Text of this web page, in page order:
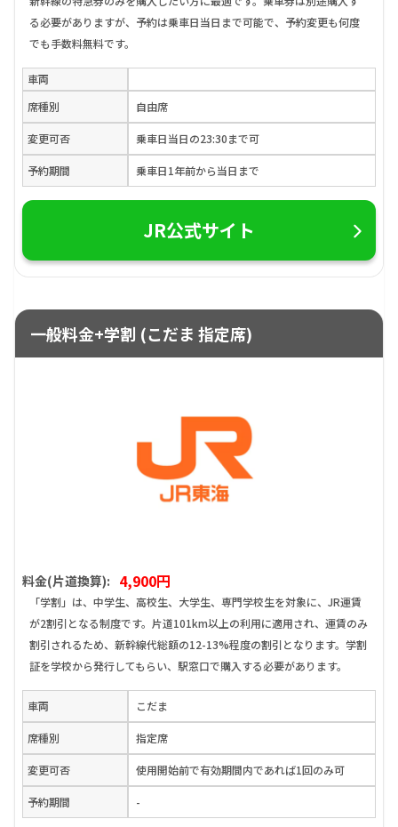
る必要がありますが、予約は乗車日当日まで可能で、予約変更も何度
でも手数料無料です。
車両
席種別
自由席
変更可否 乗車日当日の23:30まで可
予約期間 乗車日1年前から当日まで
JR公式サイト
一般料金+学割 (こだま 指定席)
料金(片道換算): 4,900円
「学割」は、中学生、高校生、大学生、専門学校生を対象に、JR運賃
が2割引となる制度です。片道101km以上の利用に適用され、運賃のみ
割引されるため、新幹線代総額の12-13%程度の割引となります。学割
証を学校から発行してもらい、駅窓口で購入する必要があります。
車両 こだま
席種別 指定席
変更可否 使用開始前で有効期間内であれば1回のみ可
予約期間 -